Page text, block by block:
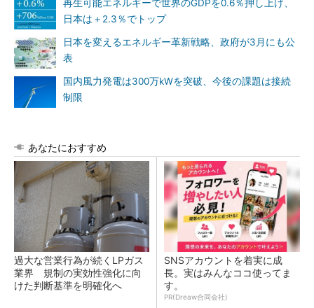
再生可能エネルギーで世界のGDPを0.6％押し上げ、
日本は＋2.3％でトップ
日本を変えるエネルギー革新戦略、政府が3月にも公
表
国内風力発電は300万kWを突破、今後の課題は接続
制限
あなたにおすすめ
過大な営業行為が続くLPガス
業界 規制の実効性強化に向
けた判断基準を明確化へ
SNSアカウントを着実に成
長。実はみんなココ使ってま
す。
PR(Dreaw合同会社)